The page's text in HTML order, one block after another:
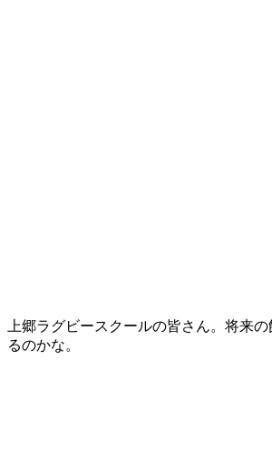
上郷ラグビースクールの皆さん。将来
るのかな。